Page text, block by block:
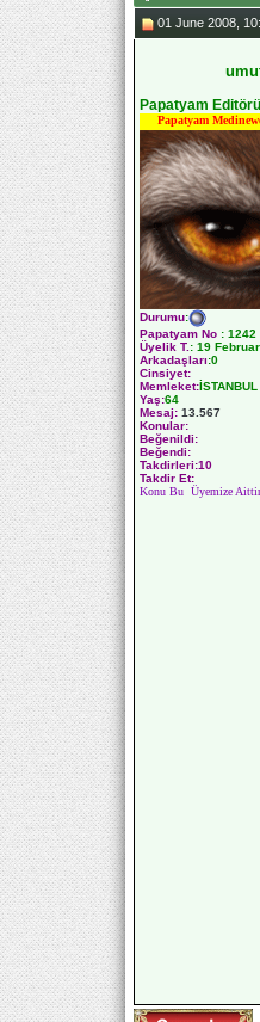
01 June 2008,
Papatyam Editörü
Papatyam
Durumu:
Papatyam No : 1242
Üyelik T.: 19
Arkadaşları:0
Cinsiyet:
Memleket:İSTANBUL
Yaş:64
Mesaj: 13.567
Konular:
Beğenildi:
Beğendi:
Takdirleri:10
Takdir Et:
Konu Bu Üyemize